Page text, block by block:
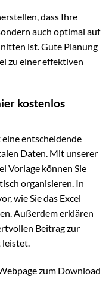
dass Ihre
auch optimal auf
ist. Gute Planung
zu einer effektiven
kostenlos
entscheidende
Daten. Mit unserer
Vorlage können Sie
organisieren. In
wie Sie das Excel
Außerdem erklären
Beitrag zur
leistet.
zum Download